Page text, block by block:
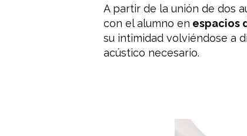
A partir de la unión de dos
con el alumno en espacios
su intimidad volviéndose a
acústico necesario.